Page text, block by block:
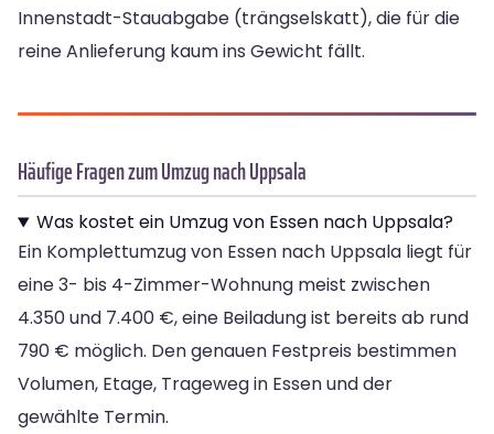
Innenstadt-Stauabgabe (trängselskatt), die für die
reine Anlieferung kaum ins Gewicht fällt.
Häufige Fragen zum Umzug nach Uppsala
Was kostet ein Umzug von Essen nach Uppsala?
Ein Komplettumzug von Essen nach Uppsala liegt für
eine 3- bis 4-Zimmer-Wohnung meist zwischen
4.350 und 7.400 €, eine Beiladung ist bereits ab rund
790 € möglich. Den genauen Festpreis bestimmen
Volumen, Etage, Trageweg in Essen und der
gewählte Termin.